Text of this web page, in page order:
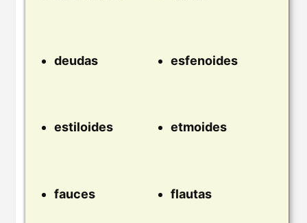
deudas esfenoides
estiloides etmoides
fauces flautas